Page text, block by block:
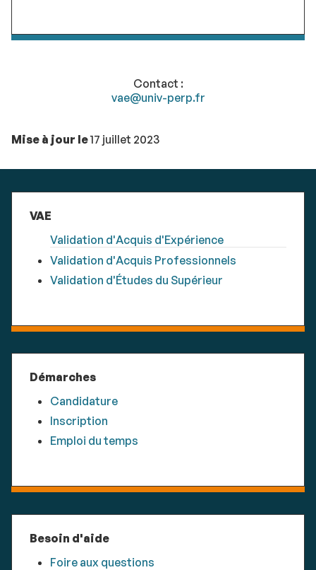
Contact :
vae@univ-perp.fr
Mise à jour le17 juillet 2023
VAE
Validation d'Acquis d'Expérience
Validation d'Acquis Professionnels
Validation d'Études du Supérieur
Démarches
Candidature
Inscription
Emploi du temps
Besoin d'aide
Foire aux questions